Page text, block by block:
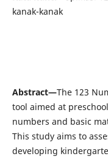
kanak-kanak
Abstract—The 123
tool aimed at
numbers and basic
This study aims to
developing